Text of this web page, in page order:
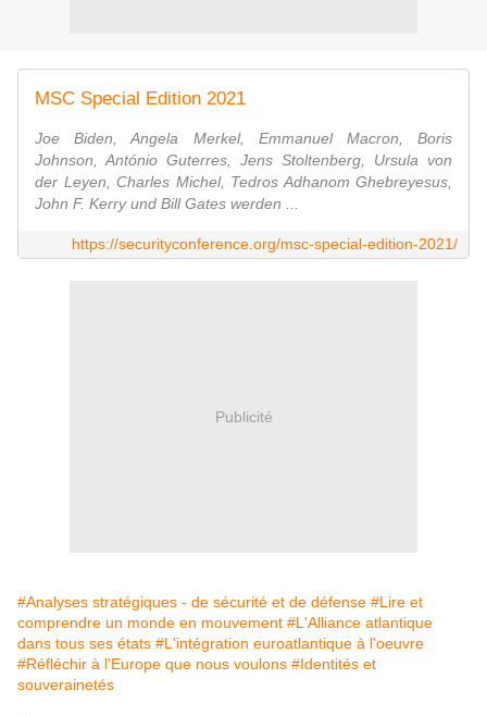
MSC Special Edition 2021
Joe Biden, Angela Merkel, Emmanuel Macron, Boris
Johnson, António Guterres, Jens Stoltenberg, Ursula von
der Leyen, Charles Michel, Tedros Adhanom Ghebreyesus,
John F. Kerry und Bill Gates werden ...
https://securityconference.org/msc-special-edition-2021/
Publicité
#Analyses stratégiques - de sécurité et de défense #Lire et
comprendre un monde en mouvement #L'Alliance atlantique
dans tous ses états #L'intégration euroatlantique à l'oeuvre
#Réfléchir à l'Europe que nous voulons #Identités et
souverainetés